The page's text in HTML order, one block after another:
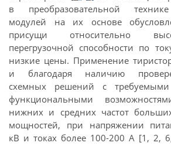
в преобразовательной
модулей на их основе
присущи относительно
перегрузочной способности по
низкие цены. Применение
и благодаря наличию
схемных решений с
функциональными
нижних и средних частот
мощностей, при напряжении
кВ и токах более 100-200 А [1, 2,